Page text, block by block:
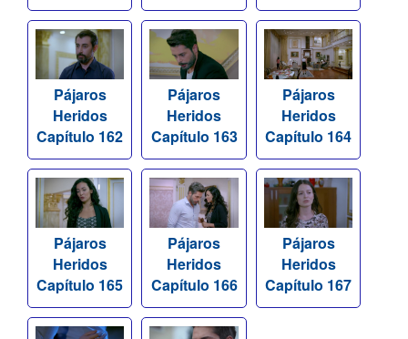
Pájaros
Heridos
Capítulo 162
Pájaros
Heridos
Capítulo 163
Pájaros
Heridos
Capítulo 164
Pájaros
Heridos
Capítulo 165
Pájaros
Heridos
Capítulo 166
Pájaros
Heridos
Capítulo 167